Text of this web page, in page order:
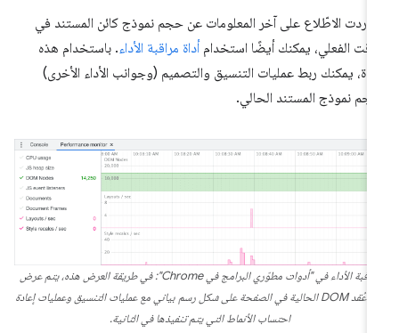
أردت الاطّلاع على آخر المعلومات عن حجم نموذج كائن المستند في
الفعلي، يمكنك أيضًا استخدامأداة مراقبة الأداء. باستخدام هذه
يمكنك ربط عمليات التنسيق والتصميم (وجوانب الأداء الأخرى)
نموذج المستند الحالي.
مراقبة الأداء في "أدوات مطوّري البرامج في Chrome": في طريقة العرض هذه، يتم عرض
عدد عُقد DOM الحالية في الصفحة على شكل رسم بياني مع عمليات التنسيق وعمليات إعادة
احتساب الأنماط التي يتم تنفيذها في الثانية.